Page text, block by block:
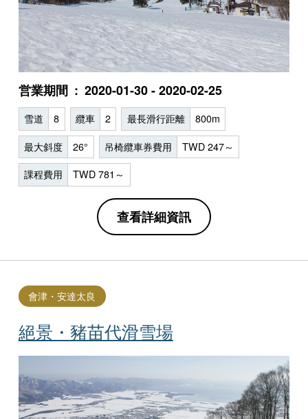
営業期間 2020-01-30 - 2020-02-25
雪道 8 纜車 2 最長滑行距離 800m
最大斜度 26° 吊椅纜車券費用 TWD 247～
課程費用 TWD 781～
查看詳細資訊
絕景・豬苗代滑雪場
會津・安達太良